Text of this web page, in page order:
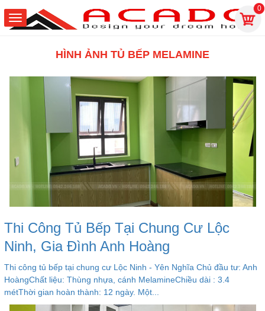
0
HÌNH ẢNH TỦ BẾP MELAMINE
Thi Công Tủ Bếp Tại Chung Cư Lộc
Ninh, Gia Đình Anh Hoàng
Thi công tủ bếp tại chung cư Lộc Ninh - Yên Nghĩa Chủ đầu tư: Anh
HoàngChất liệu: Thùng nhựa, cánh MelamineChiều dài : 3.4
métThời gian hoàn thành: 12 ngày. Một...